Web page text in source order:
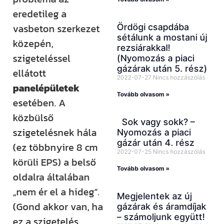
eredetileg a
vasbeton szerkezet
közepén,
szigeteléssel
ellátott
panelépületek
esetében. A
közbülső
szigetelésnek hála
(ez többnyire 8 cm
körüli EPS) a belső
oldalra általában
„nem ér el a hideg”.
(Gond akkor van, ha
Ördögi csapdába
sétálunk a mostani új
rezsiárakkal!
(Nyomozás a piaci
gázárak után 5. rész)
2022-07-27 Nincs hozzászólás
Tovább olvasom »
Sok vagy sokk? –
Nyomozás a piaci
gázár után 4. rész
2022-07-25 Nincs hozzászólás
Tovább olvasom »
Megjelentek az új
gázárak és áramdíjak
– számoljunk együtt!